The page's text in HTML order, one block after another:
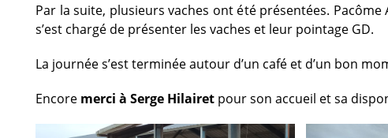
Par la suite, plusieurs vaches ont été présentées.
s’est chargé de présenter les vaches et leur pointage GD.
La journée s’est terminée autour d’un café et d’un bon
Encore merci à Serge Hilairet pour son accueil et sa